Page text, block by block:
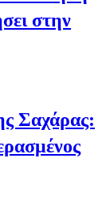
στην
Σαχάρας: